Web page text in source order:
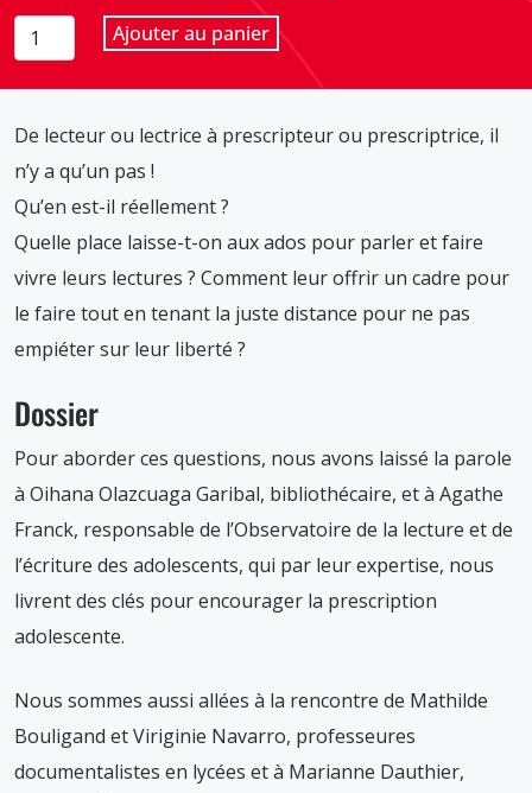
quantité
de
Ados
ados
prescripteurs
?,
série
N°
13,
mars
Ajouter au panier
De lecteur ou lectrice à prescripteur ou prescriptrice, il
n’y a qu’un pas !
Qu’en est-il réellement ?
Quelle place laisse-t-on aux ados pour parler et faire
vivre leurs lectures ? Comment leur offrir un cadre pour
le faire tout en tenant la juste distance pour ne pas
empiéter sur leur liberté ?
Dossier
Pour aborder ces questions, nous avons laissé la parole
à Oihana Olazcuaga Garibal, bibliothécaire, et à Agathe
Franck, responsable de l’Observatoire de la lecture et de
l’écriture des adolescents, qui par leur expertise, nous
livrent des clés pour encourager la prescription
adolescente.
Nous sommes aussi allées à la rencontre de Mathilde
Bouligand et Viriginie Navarro, professeures
documentalistes en lycées et à Marianne Dauthier,